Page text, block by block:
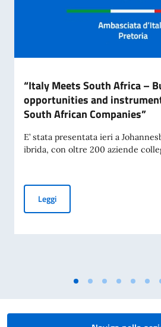
“Italy Meets South Africa –
opportunities and
South African Companies”
E’ stata presentata ieri a
ibrida, con oltre 200 aziende
Leggi“Italy Meets South Africa –